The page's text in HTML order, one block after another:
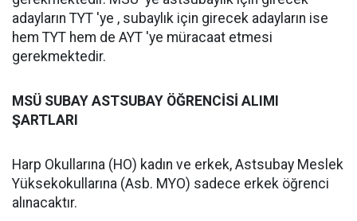
adayların TYT 'ye , subaylık için girecek adayların ise
hem TYT hem de AYT 'ye müracaat etmesi
gerekmektedir.
MSÜ SUBAY ASTSUBAY ÖĞRENCİSİ ALIMI
ŞARTLARI
Harp Okullarına (HO) kadın ve erkek, Astsubay Meslek
Yüksekokullarına (Asb. MYO) sadece erkek öğrenci
alınacaktır.